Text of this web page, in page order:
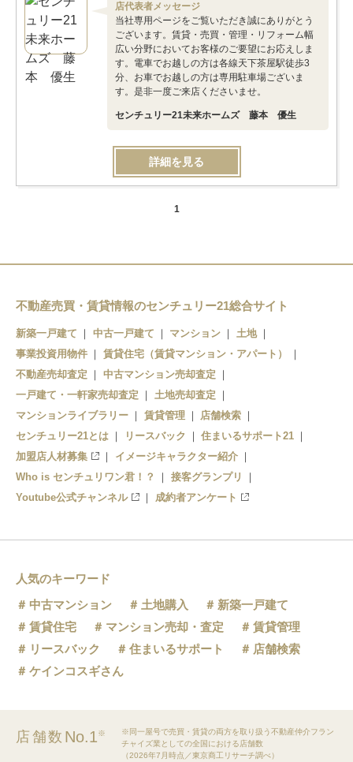
店代表者メッセージ
当社専用ページをご覧いただき誠にありがとう
ございます。賃貸・売買・管理・リフォーム幅
広い分野においてお客様のご要望にお応えしま
す。電車でお越しの方は各線天下茶屋駅徒歩3
分、お車でお越しの方は専用駐車場ございま
す。是非一度ご来店くださいませ。
センチュリー21未来ホームズ 藤本 優生
詳細を見る
1
不動産売買・賃貸情報のセンチュリー21総合サイト
新築一戸建て 中古一戸建て マンション
土地
事業投資用物件
賃貸住宅（賃貸マンション・アパート）
不動産売却査定
中古マンション売却査定
一戸建て・一軒家売却査定
土地売却査定
マンションライブラリー
賃貸管理
店舗検索
センチュリー21とは
リースバック
住まいるサポート21
加盟店人材募集
イメージキャラクター紹介
Who is センチュリワン君！？
接客グランプリ
Youtube公式チャンネル
成約者アンケート
人気のキーワード
中古マンション
土地購入
新築一戸建て
賃貸住宅
マンション売却・査定
賃貸管理
リースバック
住まいるサポート
店舗検索
ケインコスギさん
店舗数 No.1※
※同一屋号で売買・賃貸の両方を取り扱う不動産仲介フラン
チャイズ業としての全国における店舗数
（2026年7月時点／東京商工リサーチ調べ）